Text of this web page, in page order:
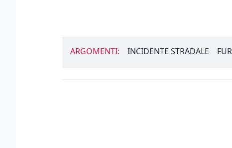
ARGOMENTI: INCIDENTE STRADALE